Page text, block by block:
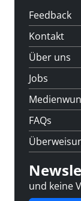
Feedback
Kontakt
Über uns
Jobs
FAQs
und keine